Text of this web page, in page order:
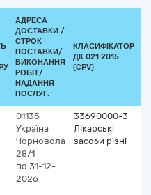
АДРЕСА
ДОСТАВКИ /
СТРОК
ПОСТАВКИ/
ВИКОНАННЯ
РОБІТ/
НАДАННЯ
ПОСЛУГ:
КЛАСИФІКАТОР
ДК 021:2015
(CPV)
01135
Україна
Чорновола
28/1
по 31-12-
2026
33690000-3
Лікарські
засоби різні